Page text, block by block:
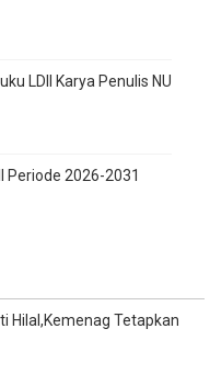
LDII Karya Penulis NU
Periode 2026-2031
Hilal,Kemenag Tetapkan